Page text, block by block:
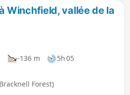
Winchfield, vallée de la
-136 m
5h 05
Forest)